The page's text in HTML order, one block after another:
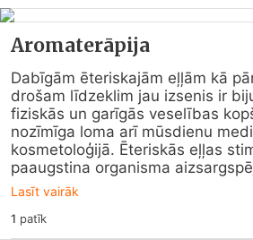
Aromaterāpija
Dabīgām ēteriskajām eļļām kā
drošam līdzeklim jau izsenis ir
fiziskās un garīgās veselības
nozīmīga loma arī mūsdienu
kosmetoloģijā. Ēteriskās eļļas
paaugstina organisma
Lasīt vairāk
1 patīk